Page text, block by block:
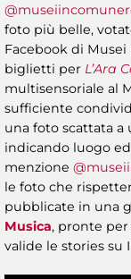
foto più belle,
Facebook di
biglietti per L’Ara
multisensoriale al
sufficiente
una foto scattata
indicando luogo
menzione
le foto che
pubblicate in una
Musica, pronte per
valide le stories su